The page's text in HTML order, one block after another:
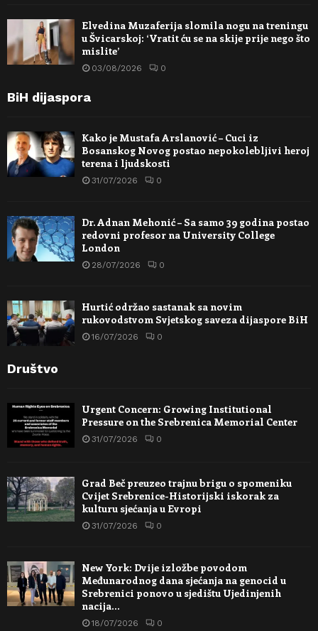
Elvedina Muzaferija slomila nogu na treningu
u Švicarskoj: ‘Vratit ću se na skije prije nego što
mislite’
03/08/2026 0
BiH dijaspora
Kako je Mustafa Arslanović – Cuci iz
Bosanskog Novog postao nepokolebljivi heroj
terena i ljudskosti
31/07/2026 0
Dr. Adnan Mehonić – Sa samo 39 godina postao
redovni profesor na University College
London
28/07/2026 0
Hurtić održao sastanak sa novim
rukovodstvom Svjetskog saveza dijaspore BiH
16/07/2026 0
Društvo
Urgent Concern: Growing Institutional
Pressure on the Srebrenica Memorial Center
31/07/2026 0
Grad Beč preuzeo trajnu brigu o spomeniku
Cvijet Srebrenice-Historijski iskorak za
kulturu sjećanja u Evropi
31/07/2026 0
New York: Dvije izložbe povodom
Međunarodnog dana sjećanja na genocid u
Srebrenici ponovo u sjedištu Ujedinjenih
nacija…
18/07/2026 0